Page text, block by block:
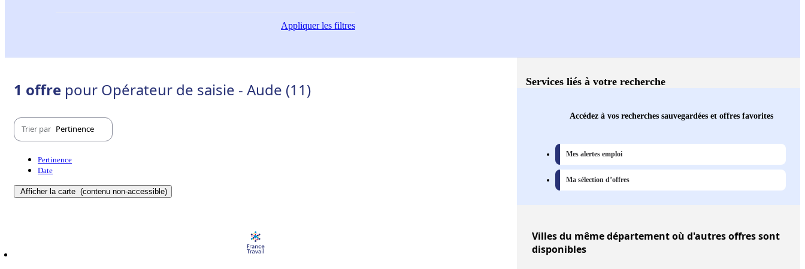
Appliquerles filtres
1 offre pour Opérateur de saisie - Aude (11)
Trier par Pertinence
Pertinence
Date
Afficher la carte (contenu non-accessible)
Services liés à votre recherche
Accédez à vos recherches sauvegardées et offres favorites
Mes alertes emploi
Ma sélection d’offres
Villesdu même département où d'autres offres sont
disponibles